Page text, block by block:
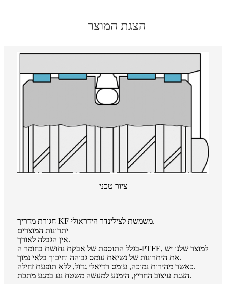
הצגת המוצר
ציור טכני
חגורת מדריך KF משמשת לצילינדר הידראולי.
יתרונות המוצרים
אין הגבלה לאורך.
בגלל התוספת של אבקת נחושת בחומר ה-PTFE, למוצר שלנו יש
את היתרונות של נשיאת עומס גבוהה וחיכוך בלאי נמוך.
כאשר מהירות נמוכה, עומס רדיאלי גדול, ללא תופעת זחילה.
הצגת עיצוב החריץ, הימנע למעשה משטח נע במגע מתכת.